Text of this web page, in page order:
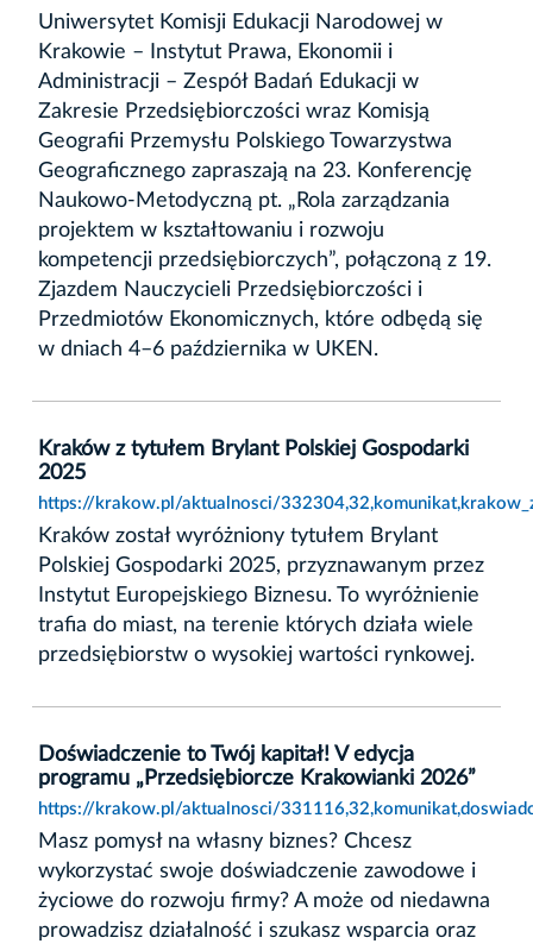
Uniwersytet Komisji Edukacji Narodowej w
Krakowie – Instytut Prawa, Ekonomii i
Administracji – Zespół Badań Edukacji w
Zakresie Przedsiębiorczości wraz Komisją
Geografii Przemysłu Polskiego Towarzystwa
Geograficznego zapraszają na 23. Konferencję
Naukowo-Metodyczną pt. „Rola zarządzania
projektem w kształtowaniu i rozwoju
kompetencji przedsiębiorczych”, połączoną z 19.
Zjazdem Nauczycieli Przedsiębiorczości i
Przedmiotów Ekonomicznych, które odbędą się
w dniach 4–6 października w UKEN.
Kraków z tytułem Brylant Polskiej Gospodarki
2025
https://krakow.pl/aktualnosci/
Kraków został wyróżniony tytułem Brylant
Polskiej Gospodarki 2025, przyznawanym przez
Instytut Europejskiego Biznesu. To wyróżnienie
trafia do miast, na terenie których działa wiele
przedsiębiorstw o wysokiej wartości rynkowej.
Doświadczenie to Twój kapitał! V edycja
programu „Przedsiębiorcze Krakowianki 2026”
https://krakow.pl/aktualnosci/
Masz pomysł na własny biznes? Chcesz
wykorzystać swoje doświadczenie zawodowe i
życiowe do rozwoju firmy? A może od niedawna
prowadzisz działalność i szukasz wsparcia oraz